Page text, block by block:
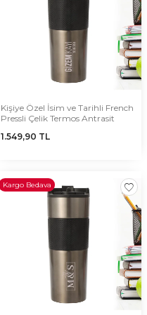
Kişiye Özel İsim ve Tarihli French
Pressli Çelik Termos Antrasit
1.549,90 TL
Kargo Bedava